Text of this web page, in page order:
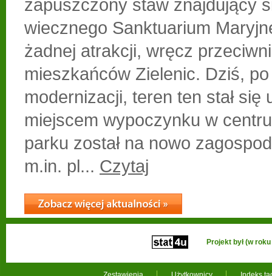
zapuszczony staw znajdujący
wiecznego Sanktuarium
żadnej atrakcji, wręcz
mieszkańców Zielenic. Dziś,
modernizacji, teren ten stał się
miejscem wypoczynku w
parku został na nowo
m.in. pl... Czytaj
Projekt był (w